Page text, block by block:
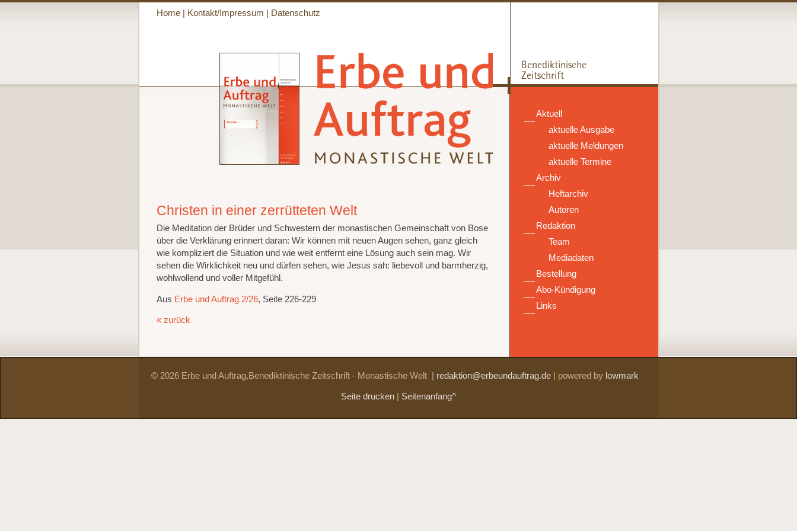
Home| Kontakt/Impressum Datenschutz
Aktuell
aktuelle Ausgabe
aktuelle Meldungen
aktuelle Termine
Archiv
Heftarchiv
Autoren
Redaktion
Team
Mediadaten
Bestellung
Abo-Kündigung
Links
Christen in einer zerrütteten Welt
Die Meditation der Brüder und Schwestern der monastischen Gemeinschaft von Bose
über die Verklärung erinnert daran: Wir können mit neuen Augen sehen, ganz gleich
wie kompliziert die Situation und wie weit entfernt eine Lösung auch sein mag. Wir
sehen die Wirklichkeit neu und dürfen sehen, wie Jesus sah: liebevoll und barmherzig,
wohlwollend und voller Mitgefühl.
Aus Erbe und Auftrag 2/26, Seite 226-229
« zurück
© 2026 Erbe und Auftrag,Benediktinische Zeitschrift - Monastische Welt redaktion@erbeundauftrag.de| powered by lowmark
Seite drucken Seitenanfang^